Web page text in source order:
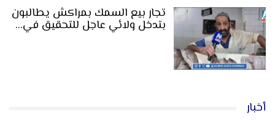
تجار بيع السمك بمراكش يطالبون
بتدخل ولائي عاجل للتحقيق في…
أخبار